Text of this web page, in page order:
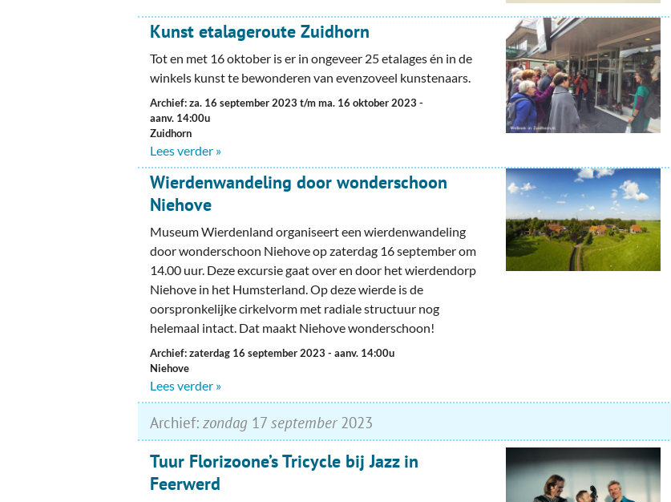
Kunst etalageroute Zuidhorn
Tot en met 16 oktober is er in ongeveer 25 etalages én in de
winkels kunst te bewonderen van evenzoveel kunstenaars.
Archief: za. 16 september 2023 t/m ma. 16 oktober 2023-
aanv. 14:00u
Zuidhorn
Lees verder »
Wierdenwandeling door wonderschoon
Niehove
Museum Wierdenland organiseert een wierdenwandeling
door wonderschoon Niehove op zaterdag 16 september om
14.00 uur. Deze excursie gaat over en door het wierdendorp
Niehove in het Humsterland. Op deze wierde is de
oorspronkelijke cirkelvorm met radiale structuur nog
helemaal intact. Dat maakt Niehove wonderschoon!
Archief: zaterdag 16 september 2023- aanv. 14:00u
Niehove
Lees verder »
Archief: zondag 17 september2023
Tuur Florizoone’s Tricycle bij Jazz in
Feerwerd